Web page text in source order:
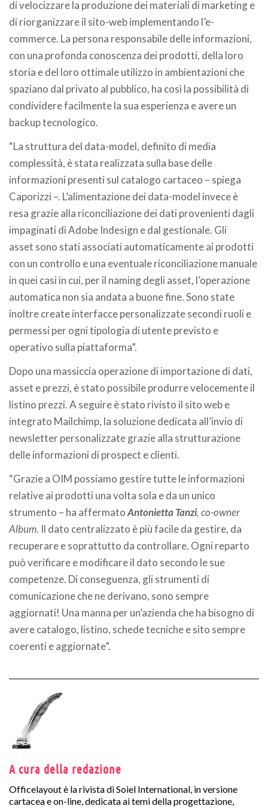
di velocizzare la produzione dei materiali di marketing e
di riorganizzare il sito-web implementando l’e-
commerce. La persona responsabile delle informazioni,
con una profonda conoscenza dei prodotti, della loro
storia e del loro ottimale utilizzo in ambientazioni che
spaziano dal privato al pubblico, ha così la possibilità di
condividere facilmente la sua esperienza e avere un
backup tecnologico.
“La struttura del data-model, definito di media
complessità, è stata realizzata sulla base delle
informazioni presenti sul catalogo cartaceo – spiega
Caporizzi –. L’alimentazione dei data-model invece è
resa grazie alla riconciliazione dei dati provenienti dagli
impaginati di Adobe Indesign e dal gestionale. Gli
asset sono stati associati automaticamente ai prodotti
con un controllo e una eventuale riconciliazione manuale
in quei casi in cui, per il naming degli asset, l’operazione
automatica non sia andata a buone fine. Sono state
inoltre create interfacce personalizzate secondi ruoli e
permessi per ogni tipologia di utente previsto e
operativo sulla piattaforma”.
Dopo una massiccia operazione di importazione di dati,
asset e prezzi, è stato possibile produrre velocemente il
listino prezzi. A seguire è stato rivisto il sito web e
integrato Mailchimp, la soluzione dedicata all’invio di
newsletter personalizzate grazie alla strutturazione
delle informazioni di prospect e clienti.
“Grazie a OIM possiamo gestire tutte le informazioni
relative ai prodotti una volta sola e da un unico
strumento – ha affermatoAntonietta Tanzi, co-owner
Album. Il dato centralizzato è più facile da gestire, da
recuperare e soprattutto da controllare. Ogni reparto
può verificare e modificare il dato secondo le sue
competenze. Di conseguenza, gli strumenti di
comunicazione che ne derivano, sono sempre
aggiornati! Una manna per un’azienda che ha bisogno di
avere catalogo, listino, schede tecniche e sito sempre
coerenti e aggiornate”.
A cura della redazione
Officelayout è la rivista di Soiel International, in versione
cartacea e on-line, dedicata ai temi della progettazione,